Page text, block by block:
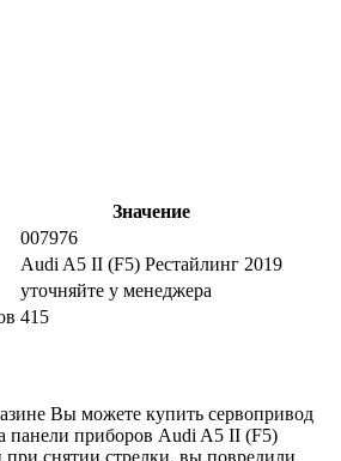
Значение
007976
Audi A5 II (F5) Рестайлинг 2019
уточняйте у менеджера
415
Вы можете купить сервопривод
панели приборов Audi A5 II (F5)